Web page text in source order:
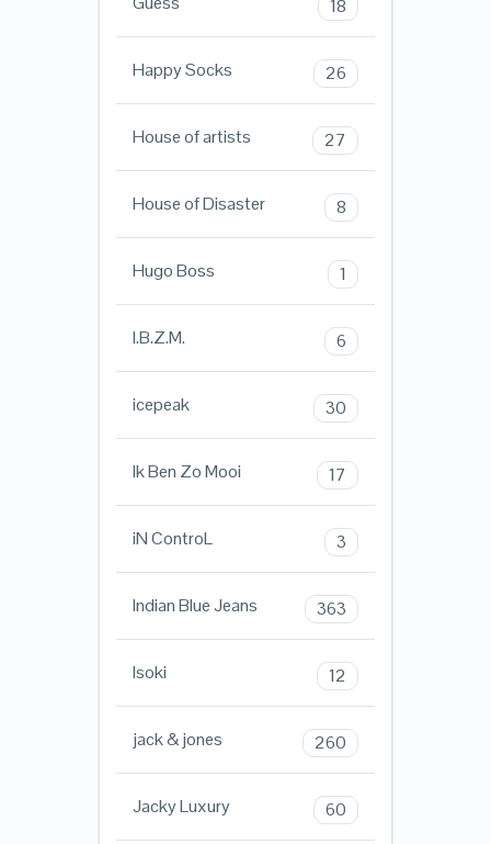
18
Happy Socks 26
House of artists 27
House of Disaster 8
Hugo Boss 1
I.B.Z.M. 6
icepeak 30
Ik Ben Zo Mooi 17
iN ControL 3
Indian Blue Jeans 363
Isoki 12
jack & jones 260
Jacky Luxury 60